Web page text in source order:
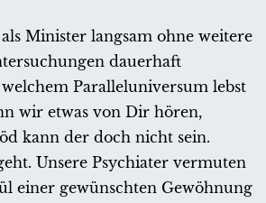
Minister langsam ohne weitere
dauerhaft
Paralleluniversum lebst
wir etwas von Dir hören,
kann der doch nicht sein.
Unsere Psychiater vermuten
einer gewünschten Gewöhnung